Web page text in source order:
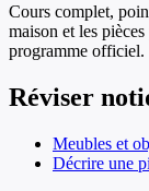
Cours complet,
maison et les pièces
programme officiel.
Réviser
Meubles et
Décrire une